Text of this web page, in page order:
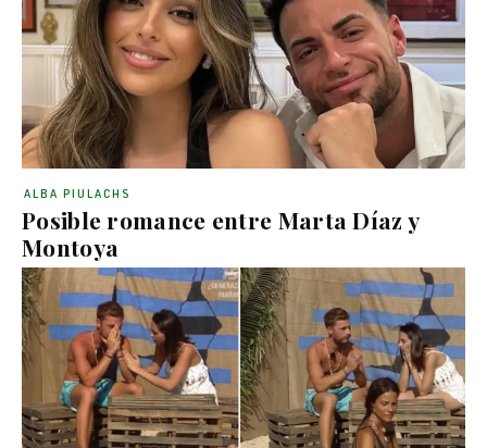
Posible romance entre Marta Díaz y
Montoya
ALBA PIULACHS